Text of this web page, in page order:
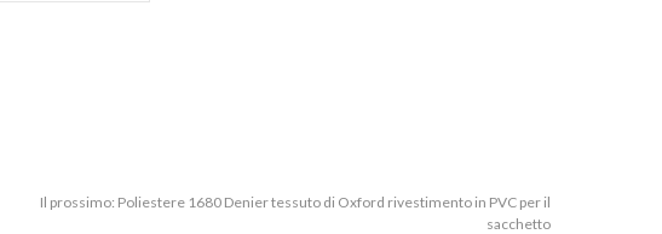
Il prossimo: Poliestere 1680 Denier tessuto di Oxford rivestimento in PVC per il
sacchetto